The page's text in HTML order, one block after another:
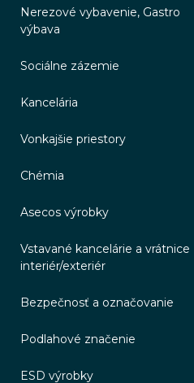
Nerezové vybavenie, Gastro
výbava
Sociálne zázemie
Kancelária
Vonkajšie priestory
Chémia
Asecos výrobky
Vstavané kancelárie a vrátnice
interiér/exteriér
Bezpečnosť a označovanie
Podlahové značenie
ESD výrobky